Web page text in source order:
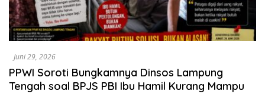
Juni 29, 2026
PPWI Soroti Bungkamnya Dinsos Lampung
Tengah soal BPJS PBI Ibu Hamil Kurang Mampu